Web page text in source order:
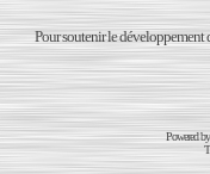
Pour soutenir le développement
Powered